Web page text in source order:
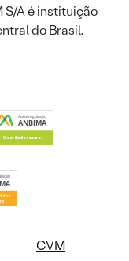
S/A é instituição
do Brasil.
CVM